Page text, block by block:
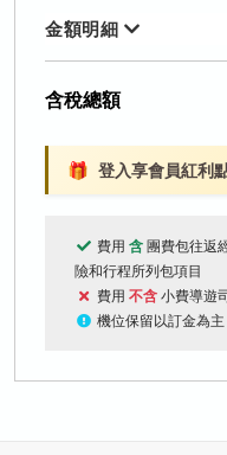
金額明細
含稅總額
🎁 登入享會員紅利
費用 含 團費包往返
險和行程所列包項目
費用 不含 小費導遊
機位保留以訂金為